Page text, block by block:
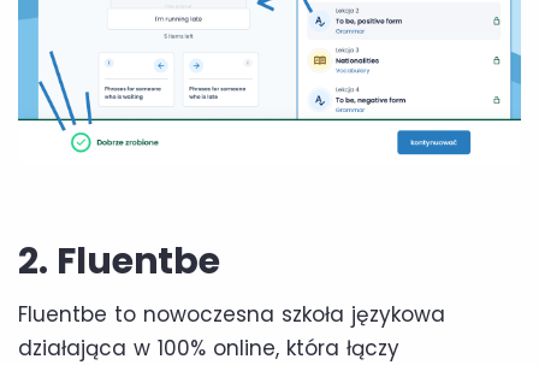
2. Fluentbe
Fluentbe to nowoczesna szkoła językowa
działająca w 100% online, która łączy